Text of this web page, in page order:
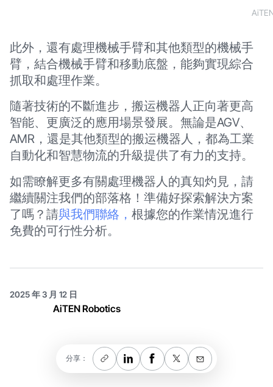
此外，還有處理機械手臂和其他類型的機械手
臂，結合機械手臂和移動底盤，能夠實現綜合
抓取和處理作業。
隨著技術的不斷進步，搬运機器人正向著更高
智能、更廣泛的應用場景發展。無論是AGV、
AMR，還是其他類型的搬运機器人，都為工業
自動化和智慧物流的升級提供了有力的支持。
如需瞭解更多有關處理機器人的真知灼見，請
繼續關注我們的部落格！準備好探索解決方案
了嗎？請與我們聯絡， 根據您的作業情況進行
免費的可行性分析。
2025 年 3 月 12 日
AiTEN Robotics
分享：